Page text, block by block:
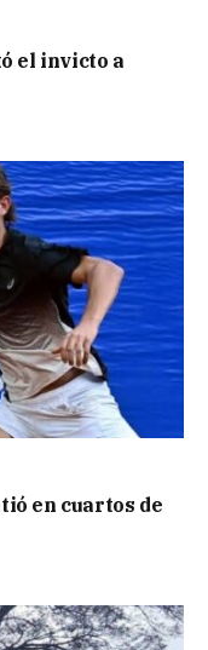
el invicto a
en cuartos de